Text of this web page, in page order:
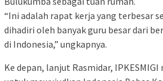
“Ini adalah rapat kerja yang terbesar
dihadiri oleh banyak guru besar dari
di Indonesia,” ungkapnya.
Ke depan, lanjut Rasmidar,